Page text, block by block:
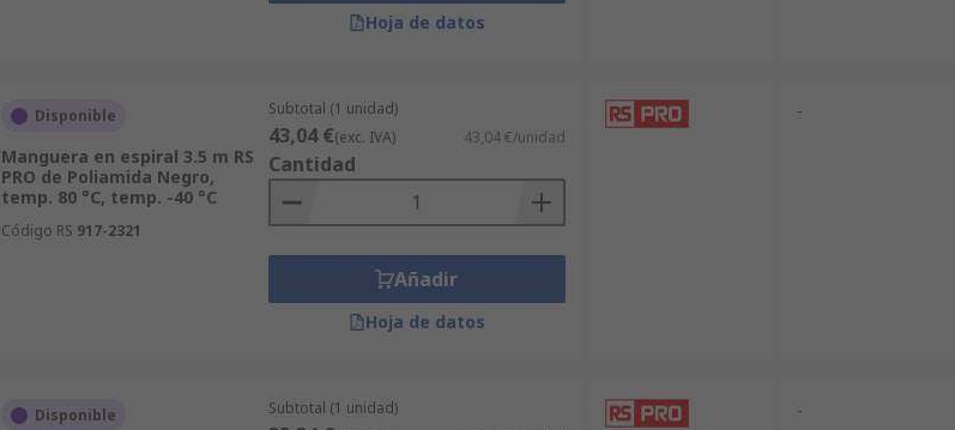
Hoja de datos
Disponible
Manguera en espiral 3.5 m RS
PRO de Poliamida Negro,
temp. 80 °C, temp. -40 °C
Código RS 917-2321
Subtotal (1 unidad)
43,04 €(exc. IVA) 43,04 €/unidad
Cantidad
Añadir
Hoja de datos
-
Disponible Subtotal (1 unidad) -